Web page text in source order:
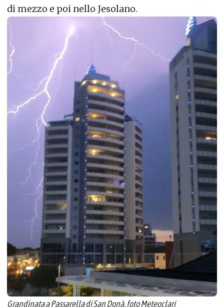
di mezzo e poi nello Jesolano.
Grandinata a Passarella di San Donà, foto Meteoclari